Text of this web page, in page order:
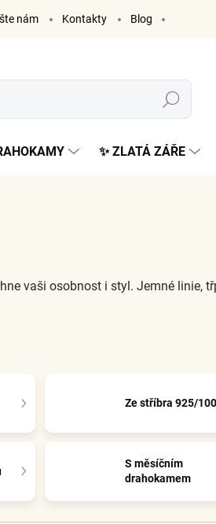
nám Kontakty Blog
Hledat
✨ ZLATÁ ZÁŘE
vaši osobnost i styl. Jemné linie,
Ze stříbra 925/
S měsíčním
drahokamem